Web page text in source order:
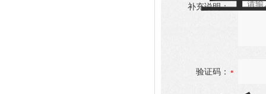
补充说明：
验证码：